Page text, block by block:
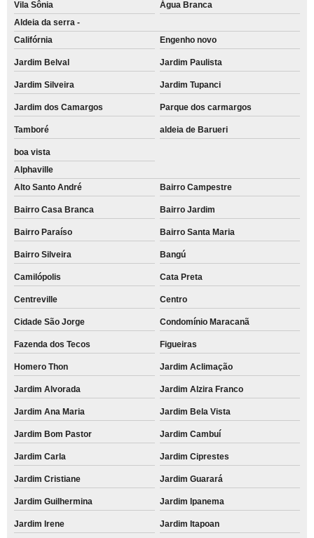
Vila Sônia
Água Branca
Aldeia da serra -
Califórnia
Engenho novo
Jardim Belval Jardim Paulista
Jardim Silveira Jardim Tupanci
Jardim dos Camargos Parque dos carmargos
Tamboré aldeia de Barueri
boa vista
Alphaville
Alto Santo André
Bairro Campestre
Bairro Casa Branca Bairro Jardim
Bairro Paraíso Bairro Santa Maria
Bairro Silveira Bangú
Camilópolis Cata Preta
Centreville Centro
Cidade São Jorge Condomínio Maracanã
Fazenda dos Tecos Figueiras
Homero Thon Jardim Aclimação
Jardim Alvorada Jardim Alzira Franco
Jardim Ana Maria Jardim Bela Vista
Jardim Bom Pastor Jardim Cambuí
Jardim Carla Jardim Ciprestes
Jardim Cristiane Jardim Guarará
Jardim Guilhermina Jardim Ipanema
Jardim Irene Jardim Itapoan